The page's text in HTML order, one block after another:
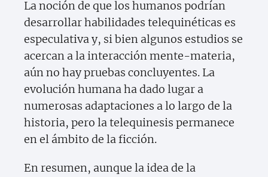
La noción de que los humanos podrían
desarrollar habilidades telequinéticas es
especulativa y, si bien algunos estudios se
acercan a la interacción mente-materia,
aún no hay pruebas concluyentes. La
evolución humana ha dado lugar a
numerosas adaptaciones a lo largo de la
historia, pero la telequinesis permanece
en el ámbito de la ficción.
En resumen, aunque la idea de la